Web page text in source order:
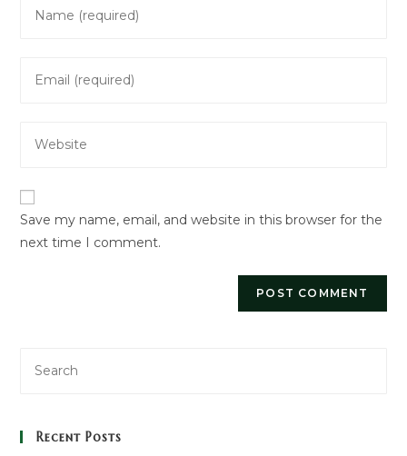
your
comment
your
address
your
URL
(optional)
Save my name, email, and website in this browser for the
next time I comment.
Recent Posts